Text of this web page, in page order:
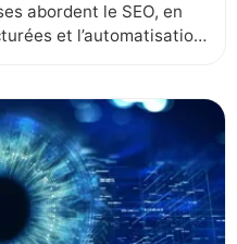
abordent le SEO, en
et l’automatisation
et des techniques.
il est crucial de